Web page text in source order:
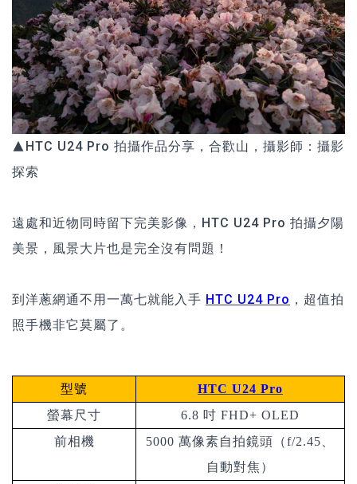
▲HTC U24 Pro 拍攝作品分享，合歡山，攝影師：攝影
探索
遠處和近物同時留下完美影像，HTC U24 Pro 拍攝夕陽
美景，風景大片也是完全沒有問題！
到洋蔥網通不用一萬七就能入手 HTC U24 Pro ，超值拍
照手機非它莫屬了。
型號
HTC U24 Pro
螢幕尺寸
6.8 吋 FHD+ OLED
前相機
5000 萬像素自拍鏡頭（f/2.45、
自動對焦）